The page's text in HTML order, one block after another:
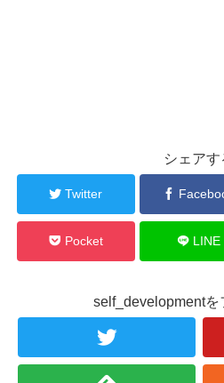
シェアす
Twitter
Pocket LINE
self_developmentを